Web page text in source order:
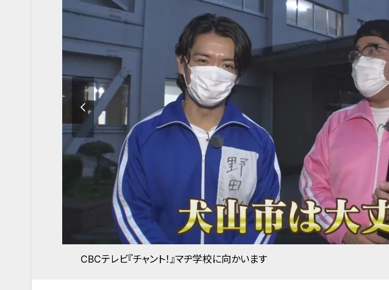
CBCテレビ『チャント！』マヂ学校に向かいます